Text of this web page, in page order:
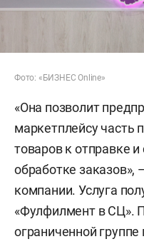
Фото: «БИЗНЕС Online»
«Она позволит
маркетплейсу часть
товаров к отправке
обработке заказов»,
компании. Услуга
«Фулфилмент в СЦ».
ограниченной